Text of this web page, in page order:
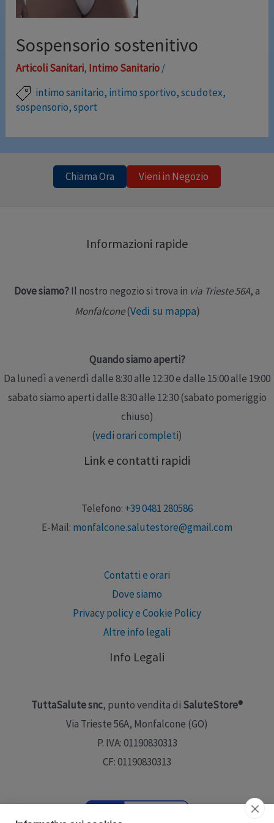
pre e post operatoria e in …
Leggi altro »
Sospensorio sostenitivo
Articoli Sanitari, Intimo Sanitario/
intimo sanitario, intimo sportivo,scudotex,
sospensorio,sport
Sospensorio in cotone con igienica maglia a rete
traspirante che esercita un benefico sostegno scrotale.
Indicato nell’attività sportiva. Colore: bianco. Misure: II-
Chiama Ora Vieni in Negozio
Informazioni rapide
Dove siamo?Il nostro negozio si trova in via Trieste 56A, a
Monfalcone(Vedi su mappa)
Quando siamo aperti?
Da lunedì a venerdì dalle 8:30 alle 12:30 e dalle 15:00 alle 19:00
sabato siamo aperti dalle 8:30 alle 12:30 (sabato pomeriggio
chiuso)
(vedi orari completi)
Link e contatti rapidi
Telefono: +39 0481 280586
E-Mail: monfalcone.salutestore@gmail.com
Contatti e orari
Dove siamo
Privacy policy e Cookie Policy
Altre info legali
Info Legali
TuttaSalute snc, punto vendita di SaluteStore®
Via Trieste 56A, Monfalcone (GO)
P. IVA: 01190830313
CF: 01190830313